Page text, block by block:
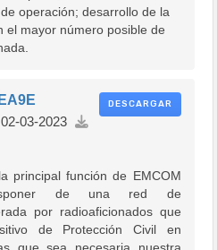
operación; desarrollo de la
mayor número posible de
DESCARGAR
02-03-2023
principal función de EMCOM
de una red de
por radioaficionados que
de Protección Civil en